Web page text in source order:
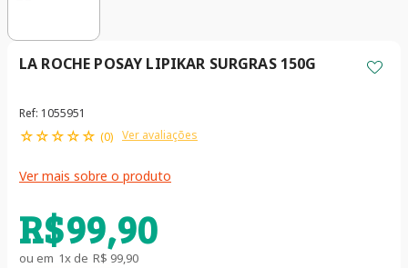
LA ROCHE POSAY LIPIKAR SURGRAS 150G
Ref: 1055951
☆☆☆☆☆ (0) Ver avaliações
Ver mais sobre o produto
R$99,90
ou em 1x de R$ 99,90